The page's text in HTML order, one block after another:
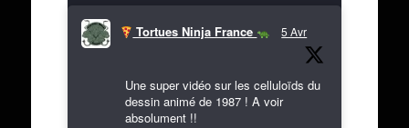
Tortues Ninja France 5 Avr
Une super vidéo sur les celluloïds du
dessin animé de 1987 ! A voir
absolument !!